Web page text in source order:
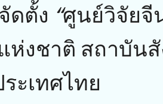
ดตั้ง “ศูนย์วิจัย
ห่งชาติ สถาบัน
ะเทศไทย